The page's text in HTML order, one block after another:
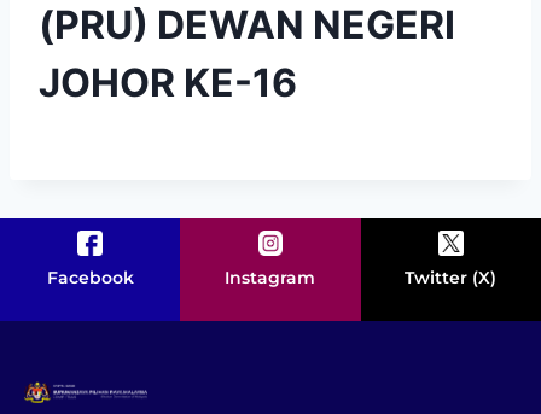
(PRU) DEWAN NEGERI
JOHOR KE-16
Facebook Instagram Twitter (X)